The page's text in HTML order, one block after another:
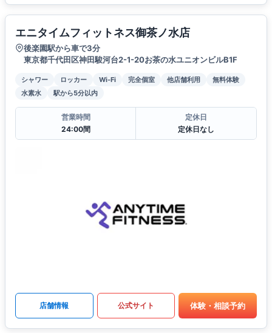
エニタイムフィットネス御茶ノ水店
後楽園駅から車で3分
東京都千代田区神田駿河台2-1-20お茶の水ユニオンビルB1F
シャワー ロッカー Wi-Fi 完全個室 他店舗利用
無料体験
水素水
駅から5分以内
営業時間
24:00間
定休日
定休日なし
店舗情報 公式サイト 体験・相談予約